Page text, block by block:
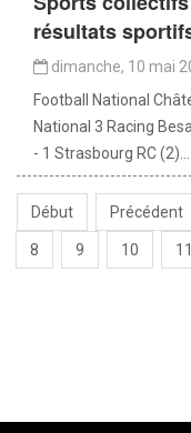
résultats
dimanche, 10 mai
Football National
National 3 Racing
- 1 Strasbourg RC (2)...
Début Précédent
8 9 10 11